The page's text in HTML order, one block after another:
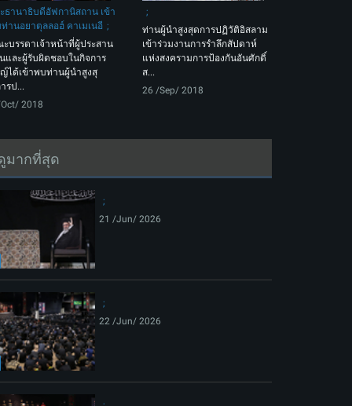
ธานาธิบดีอัฟกานิสถาน เข้า
านอยาตุลลอฮ์ คาเมเนอี
บรรดาเจ้าหน้าที่ผู้ประสาน
และผู้รับผิดชอบในกิจการ
ได้เข้าพบท่านผู้นำสูงสุ
รป...
2018
ท่านผู้นำสูงสุดการปฏิวัติอิสลาม
เข้าร่วมงานการรำลึกสัปดาห์
แห่งสงครามการป้องกันอันศักดิ์
ส...
26 /Sep/ 2018
มากที่สุด
21 /Jun/ 2026
22 /Jun/ 2026